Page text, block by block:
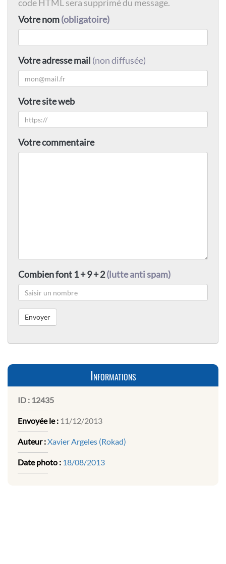
code HTML sera supprimé du message.
Votre nom(obligatoire)
Votre adresse mail (non diffusée)
Votre site web
Votre commentaire
Combien font 1 + 9 + 2(lutte anti spam)
Informations
ID : 12435
Envoyée le : 11/12/2013
Auteur :Xavier Argeles (Rokad)
Date photo : 18/08/2013